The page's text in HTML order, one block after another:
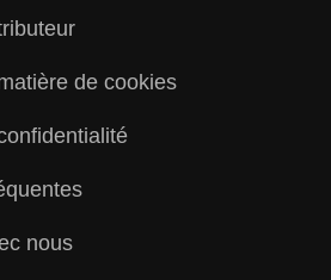
de cookies
nous